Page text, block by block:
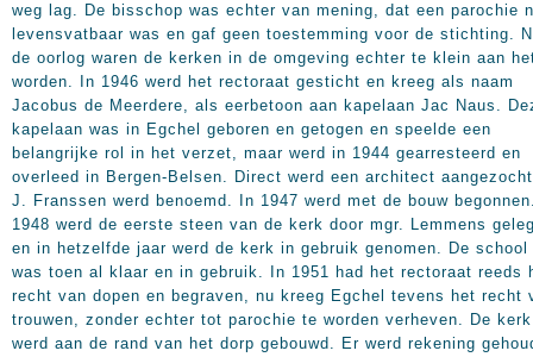
weg lag. De bisschop was echter van mening, dat een parochie
levensvatbaar was en gaf geen toestemming voor de stichting.
de oorlog waren de kerken in de omgeving echter te klein aan
worden. In 1946 werd het rectoraat gesticht en kreeg als naam
Jacobus de Meerdere, als eerbetoon aan kapelaan Jac Naus.
kapelaan was in Egchel geboren en getogen en speelde een
belangrijke rol in het verzet, maar werd in 1944 gearresteerd en
overleed in Bergen-Belsen. Direct werd een architect
J. Franssen werd benoemd. In 1947 werd met de bouw
1948 werd de eerste steen van de kerk door mgr. Lemmens
en in hetzelfde jaar werd de kerk in gebruik genomen. De school
was toen al klaar en in gebruik. In 1951 had het rectoraat reeds
recht van dopen en begraven, nu kreeg Egchel tevens het recht
trouwen, zonder echter tot parochie te worden verheven. De kerk
werd aan de rand van het dorp gebouwd. Er werd rekening